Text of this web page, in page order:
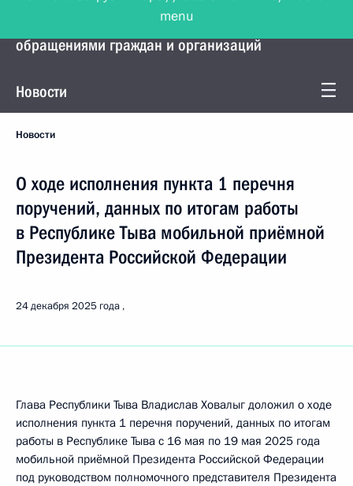
Управление Президента по работе с
обращениями граждан и организаций
Новости
Новости
О ходе исполнения пункта 1 перечня
поручений, данных по итогам работы
в Республике Тыва мобильной приёмной
Президента Российской Федерации
24 декабря 2025 года
Глава Республики Тыва Владислав Ховалыг доложил о ходе
исполнения пункта 1 перечня поручений, данных по итогам
работы в Республике Тыва с 16 мая по 19 мая 2025 года
мобильной приёмной Президента Российской Федерации
под руководством полномочного представителя Президента
menu